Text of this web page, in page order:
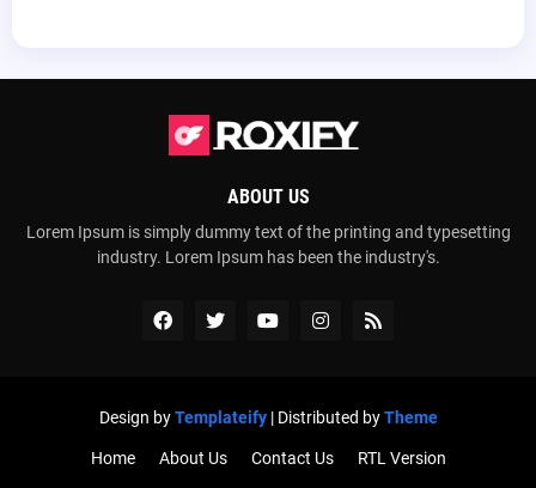
ABOUT US
Lorem Ipsum is simply dummy text of the printing and typesetting
industry. Lorem Ipsum has been the industry's.
Design byTemplateify| Distributed byTheme
Home About Us Contact Us RTL Version